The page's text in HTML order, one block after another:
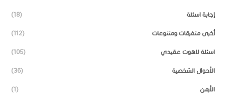
إجابة اسئلة (18)
أخرى متفرقات ومتنوعات (112)
اسئلة لاهوت عقيدي (105)
الأحوال الشخصية (36)
الأرمن (1)